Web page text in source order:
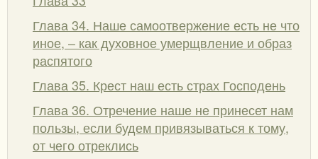
Глава 34. Наше самоотвержение есть не что
иное, – как духовное умерщвление и образ
распятого
Глава 35. Крест наш есть страх Господень
Глава 36. Отречение наше не принесет нам
пользы, если будем привязываться к тому,
от чего отреклись